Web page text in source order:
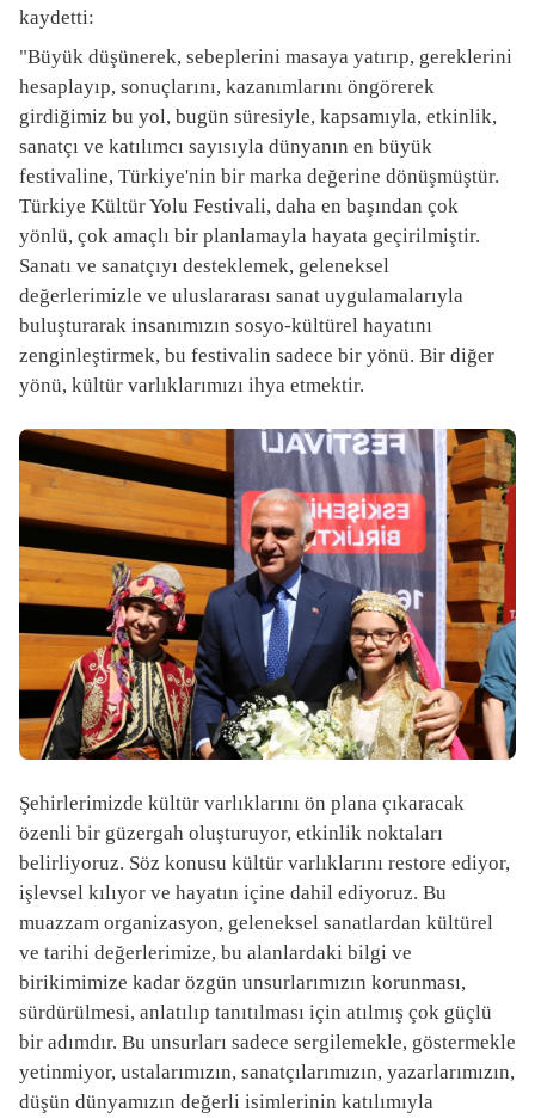
kaydetti:
"Büyük düşünerek, sebeplerini masaya yatırıp, gereklerini
hesaplayıp, sonuçlarını, kazanımlarını öngörerek
girdiğimiz bu yol, bugün süresiyle, kapsamıyla, etkinlik,
sanatçı ve katılımcı sayısıyla dünyanın en büyük
festivaline, Türkiye'nin bir marka değerine dönüşmüştür.
Türkiye Kültür Yolu Festivali, daha en başından çok
yönlü, çok amaçlı bir planlamayla hayata geçirilmiştir.
Sanatı ve sanatçıyı desteklemek, geleneksel
değerlerimizle ve uluslararası sanat uygulamalarıyla
buluşturarak insanımızın sosyo-kültürel hayatını
zenginleştirmek, bu festivalin sadece bir yönü. Bir diğer
yönü, kültür varlıklarımızı ihya etmektir.
Şehirlerimizde kültür varlıklarını ön plana çıkaracak
özenli bir güzergah oluşturuyor, etkinlik noktaları
belirliyoruz. Söz konusu kültür varlıklarını restore ediyor,
işlevsel kılıyor ve hayatın içine dahil ediyoruz. Bu
muazzam organizasyon, geleneksel sanatlardan kültürel
ve tarihi değerlerimize, bu alanlardaki bilgi ve
birikimimize kadar özgün unsurlarımızın korunması,
sürdürülmesi, anlatılıp tanıtılması için atılmış çok güçlü
bir adımdır. Bu unsurları sadece sergilemekle, göstermekle
yetinmiyor, ustalarımızın, sanatçılarımızın, yazarlarımızın,
düşün dünyamızın değerli isimlerinin katılımıyla